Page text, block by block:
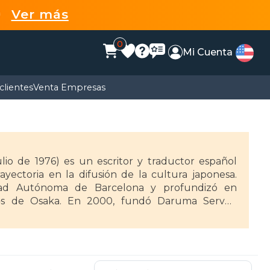
Ver más
0
Mi Cuenta
Venta Empresas
de 1976) es un escritor y traductor español
en la difusión de la cultura japonesa.
Autónoma de Barcelona y profundizó en
de Osaka. En 2000, fundó Daruma Serveis
colección didáctica que utiliza el manga para
(2001 y 2004) y "Kana para recordar"
de escritura japoneses. Su libro "Apuntes de